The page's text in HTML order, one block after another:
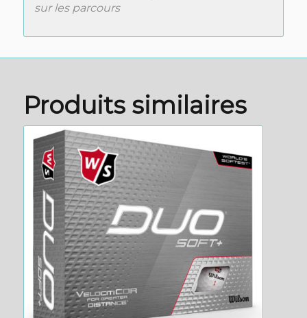
sur les parcours
Produits similaires